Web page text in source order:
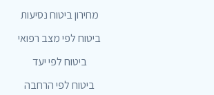
מחירון ביטוח נסיעות
ביטוח לפי מצב רפואי
ביטוח לפי יעד
ביטוח לפי הרחבה